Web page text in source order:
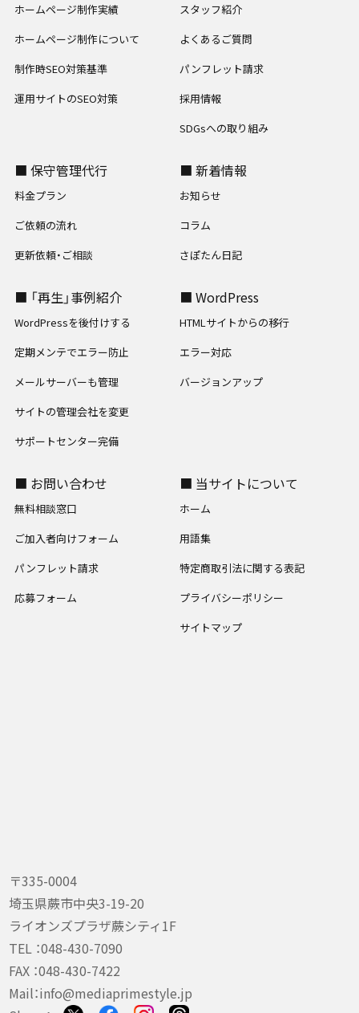
〒335-0004
埼玉県蕨市中央3-19-20
ライオンズプラザ蕨シティ1F
TEL ：048-430-7090
FAX ：048-430-7422
Mail：info@mediaprimestyle.jp
ホームページ制作実績
ホームページ制作について
制作時SEO対策基準
運用サイトのSEO対策
スタッフ紹介
よくあるご質問
パンフレット請求
採用情報
SDGsへの取り組み
■ 保守管理代行
料金プラン
ご依頼の流れ
更新依頼・ご相談
■ 新着情報
お知らせ
コラム
さぽたん日記
■ 「再生」事例紹介
WordPressを後付けする
定期メンテでエラー防止
メールサーバーも管理
サイトの管理会社を変更
サポートセンター完備
■ WordPress
HTMLサイトからの移行
エラー対応
バージョンアップ
■ お問い合わせ
無料相談窓口
ご加入者向けフォーム
パンフレット請求
応募フォーム
■ 当サイトについて
ホーム
用語集
特定商取引法に関する表記
プライバシーポリシー
サイトマップ